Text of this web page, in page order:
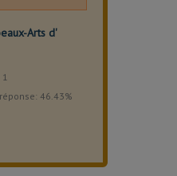
Arts d'
1
46.43%